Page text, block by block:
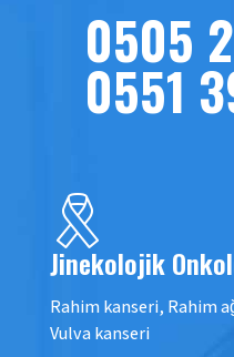
0505
0551
Jinekolojik
Rahim kanseri, Rahim
Vulva kanseri